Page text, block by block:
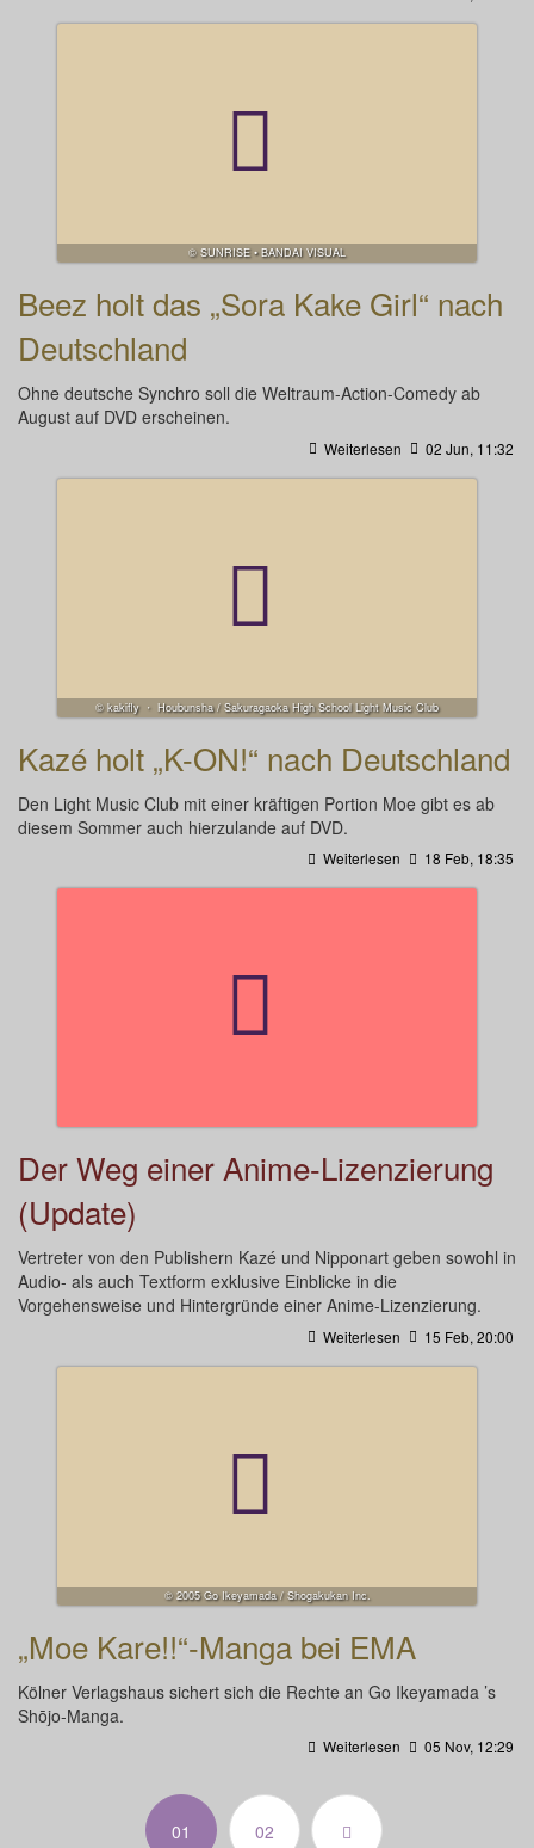
© SUNRISE • BANDAI VISUAL
Beez holt das „Sora Kake Girl“ nach
Deutschland
Ohne deutsche Synchro soll die Weltraum-Action-Comedy ab
August auf DVD erscheinen.
Weiterlesen 02 Jun, 11:32
© kakifly ・ Houbunsha / Sakuragaoka High School Light Music Club
Kazé holt „K-ON!“ nach Deutschland
Den Light Music Club mit einer kräftigen Portion Moe gibt es ab
diesem Sommer auch hierzulande auf DVD.
Weiterlesen 18 Feb, 18:35
Der Weg einer Anime-Lizenzierung
(Update)
Vertreter von den Publishern Kazé und Nipponart geben sowohl in
Audio- als auch Textform exklusive Einblicke in die
Vorgehensweise und Hintergründe einer Anime-Lizenzierung.
Weiterlesen 15 Feb, 20:00
© 2005 Go Ikeyamada / Shogakukan Inc.
„Moe Kare!!“-Manga bei EMA
Kölner Verlagshaus sichert sich die Rechte an Go Ikeyamada ’s
Shōjo-Manga.
Weiterlesen 05 Nov, 12:29
01 (aktuell) 02